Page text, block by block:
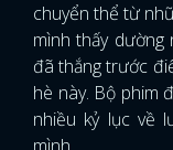
chuyển thể từ
mình thấy dường
đã thắng trước
hè này. Bộ phim
nhiều kỷ lục về